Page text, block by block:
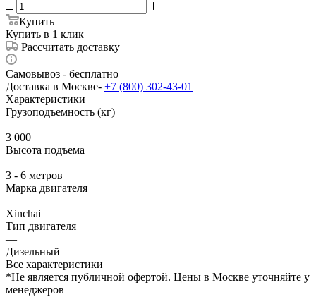
Купить
Купить в 1 клик
Рассчитать доставку
Самовывоз - бесплатно
Доставка в Москве- +7 (800) 302-43-01
Характеристики
Грузоподъемность (кг)
—
3 000
Высота подъема
—
3 - 6 метров
Марка двигателя
—
Xinchai
Тип двигателя
—
Дизельный
Все характеристики
*Не является публичной офертой. Цены в Москве уточняйте у
менеджеров